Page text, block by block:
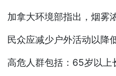
加拿大环境部指出，烟雾
民众应减少户外活动以降
高危人群包括：65岁以上